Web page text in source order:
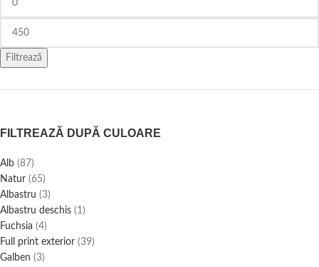
Filtrează
FILTREAZĂ DUPĂ CULOARE
Alb (87)
Natur (65)
Albastru (3)
Albastru deschis (1)
Fuchsia (4)
Full print exterior (39)
Galben (3)